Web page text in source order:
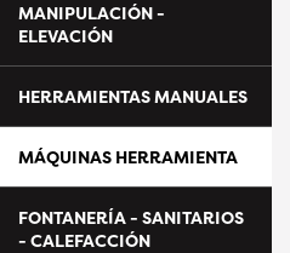
MANIPULACIÓN -
ELEVACIÓN
HERRAMIENTAS MANUALES
MÁQUINAS HERRAMIENTA
FONTANERÍA - SANITARIOS
- CALEFACCIÓN